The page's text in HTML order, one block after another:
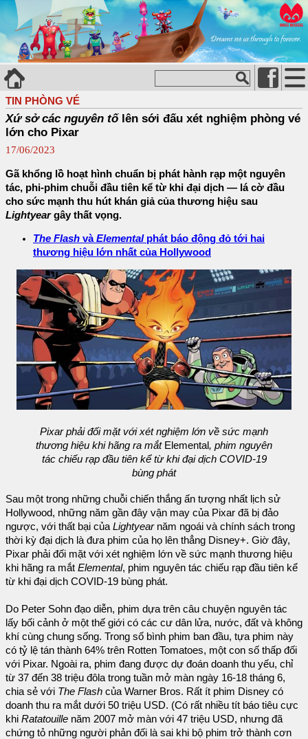
TIN PHÒNG VÉ
Xứ sở các nguyên tốlên sới đấu xét nghiệm phòng vé
lớn cho Pixar
17/06/2023
Gã khổng lồ hoạt hình chuẩn bị phát hành rạp một nguyên
tác, phi-phim chuỗi đầu tiên kể từ khi đại dịch — lá cờ đầu
cho sức mạnh thu hút khán giả của thương hiệu sau
Lightyeargây thất vọng.
The Flash vàElementalphát báo động đỏ tới hai
thương hiệu lớn nhất của Hollywood
Pixar phải đối mặt với xét nghiệm lớn về sức mạnh
thương hiệu khi hãng ra mắtElemental, phim nguyên
tác chiếu rạp đầu tiên kể từ khi đại dịch COVID-19
bùng phát
Sau một trong những chuỗi chiến thắng ấn tượng nhất lịch sử
Hollywood, những năm gần đây vận may của Pixar đã bị đảo
ngược, với thất bại của Lightyearnăm ngoái và chính sách trong
thời kỳ đại dịch là đưa phim của họ lên thẳng Disney+. Giờ đây,
Pixar phải đối mặt với xét nghiệm lớn về sức mạnh thương hiệu
khi hãng ra mắt Elemental, phim nguyên tác chiếu rạp đầu tiên kể
từ khi đại dịch COVID-19 bùng phát.
Do Peter Sohn đạo diễn, phim dựa trên câu chuyện nguyên tác
lấy bối cảnh ở một thế giới có các cư dân lửa, nước, đất và không
khí cùng chung sống. Trong số bình phim ban đầu, tựa phim này
có tỷ lệ tán thành 64% trên Rotten Tomatoes, một con số thấp đối
với Pixar. Ngoài ra, phim đang được dự đoán doanh thu yếu, chỉ
từ 37 đến 38 triệu đôla trong tuần mở màn ngày 16-18 tháng 6,
chia sẻ với The Flash của Warner Bros. Rất ít phim Disney có
doanh thu ra mắt dưới 50 triệu USD. (Có rất nhiều tít báo tiêu cực
khi Ratatouille năm 2007 mở màn với 47 triệu USD, nhưng đã
chứng tỏ những người phản đối là sai khi bộ phim trở thành cơn